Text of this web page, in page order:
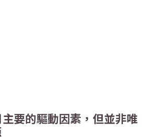
要的驅動因素，但並非唯